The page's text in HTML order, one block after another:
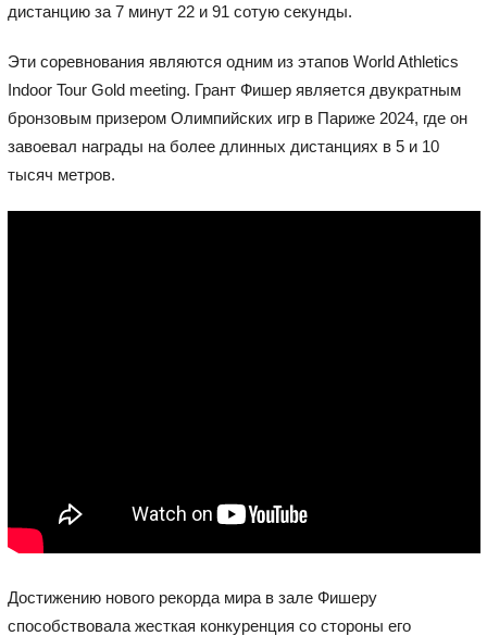
дистанцию за 7 минут 22 и 91 сотую секунды.
Эти соревнования являются одним из этапов World Athletics
Indoor Tour Gold meeting. Грант Фишер является двукратным
бронзовым призером Олимпийских игр в Париже 2024, где он
завоевал награды на более длинных дистанциях в 5 и 10
тысяч метров.
Достижению нового рекорда мира в зале Фишеру
способствовала жесткая конкуренция со стороны его